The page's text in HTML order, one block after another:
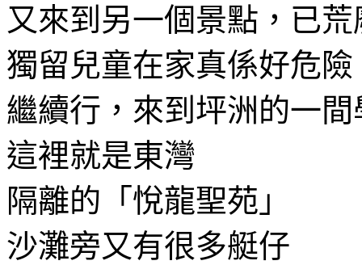
又來到另一個景點，已
獨留兒童在家真係好危險
繼續行，來到坪洲的一間
這裡就是東灣
隔離的「悅龍聖苑」
沙灘旁又有很多艇仔